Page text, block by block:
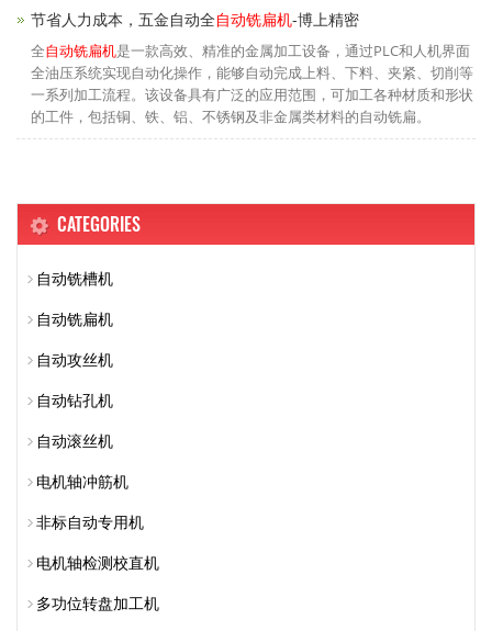
节省人力成本，五金自动全自动铣扁机-博上精密
全自动铣扁机是一款高效、精准的金属加工设备，通过PLC和人机界面
全油压系统实现自动化操作，能够自动完成上料、下料、夹紧、切削等
一系列加工流程。该设备具有广泛的应用范围，可加工各种材质和形状
的工件，包括铜、铁、铝、不锈钢及非金属类材料的自动铣扁。
CATEGORIES
自动铣槽机
自动铣扁机
自动攻丝机
自动钻孔机
自动滚丝机
电机轴冲筋机
非标自动专用机
电机轴检测校直机
多功位转盘加工机